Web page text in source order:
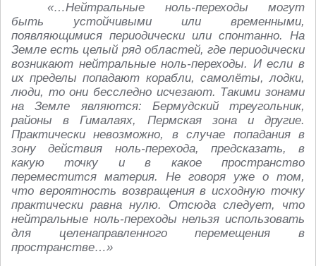
«…Нейтральные ноль-переходы могут
быть устойчивыми или временными,
появляющимися периодически или спонтанно. На
Земле есть целый ряд областей, где периодически
возникают нейтральные ноль-переходы. И если в
их пределы попадают корабли, самолёты, лодки,
люди, то они бесследно исчезают. Такими зонами
на Земле являются: Бермудский треугольник,
районы в Гималаях, Пермская зона и другие.
Практически невозможно, в случае попадания в
зону действия ноль-перехода, предсказать, в
какую точку и в какое пространство
переместится материя. Не говоря уже о том,
что вероятность возвращения в исходную точку
практически равна нулю. Отсюда следует, что
нейтральные ноль-переходы нельзя использовать
для целенаправленного перемещения в
пространстве…»